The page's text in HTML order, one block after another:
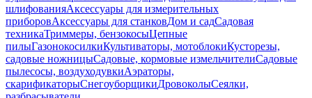
шлифованияАксессуары для измерительных
приборовАксессуары для станковДом и садСадовая
техникаТриммеры, бензокосыЦепные
пилыГазонокосилкиКультиваторы, мотоблокиКусторезы,
садовые ножницыСадовые, кормовые измельчителиСадовые
пылесосы, воздуходувкиАэраторы,
скарификаторыСнегоуборщикиДровоколыСеялки,